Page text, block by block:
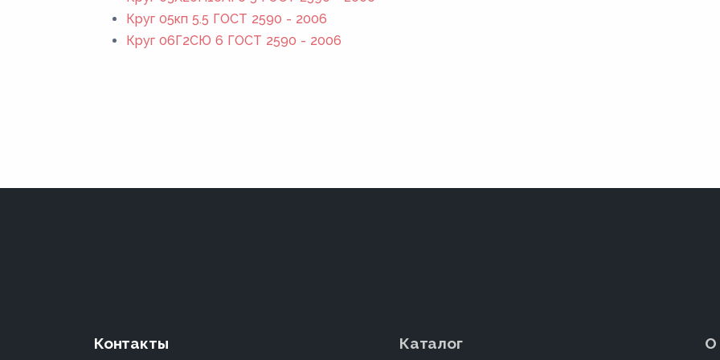
Круг 05кп 5.5 ГОСТ 2590 - 2006
Круг 06Г2СЮ 6 ГОСТ 2590 - 2006
Контакты Каталог О